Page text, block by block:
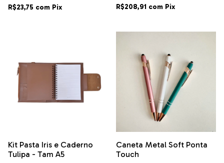
R$23,75 com Pix R$208,91 com Pix
Kit Pasta Iris e Caderno
Tulipa - Tam A5
Caneta Metal Soft Ponta
Touch